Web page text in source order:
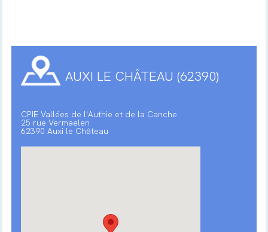
AUXI LE CHÂTEAU (62390)
CPIE Vallées de l'Authie et de la Canche
25 rue Vermaelen
62390 Auxi le Château